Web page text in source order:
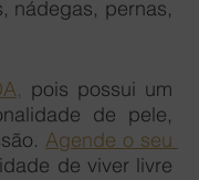
nádegas, pernas,
pois possui um
de pele,
Agende o seu
de viver livre